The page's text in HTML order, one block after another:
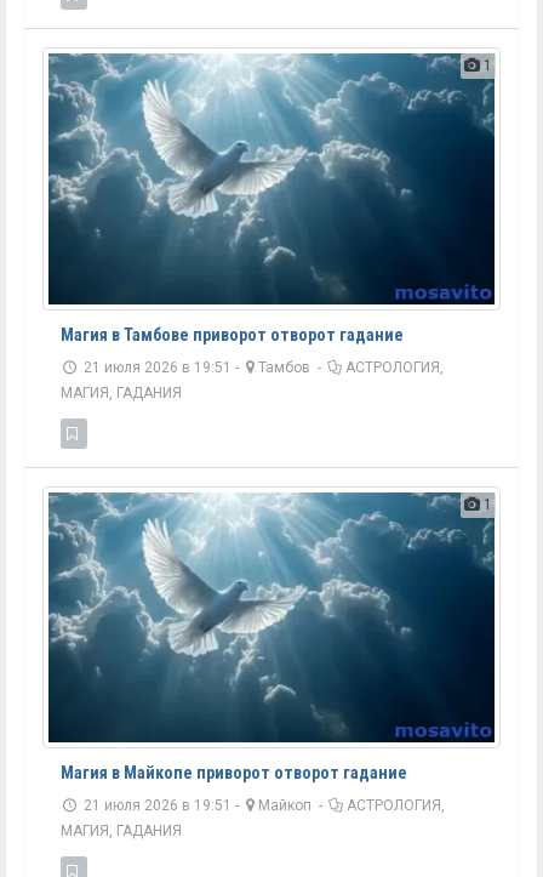
1
Магия в Тамбове приворот отворот гадание
21 июля 2026 в 19:51 - Тамбов -
АСТРОЛОГИЯ,
МАГИЯ, ГАДАНИЯ
1
Магия в Майкопе приворот отворот гадание
21 июля 2026 в 19:51 - Майкоп -
АСТРОЛОГИЯ,
МАГИЯ, ГАДАНИЯ